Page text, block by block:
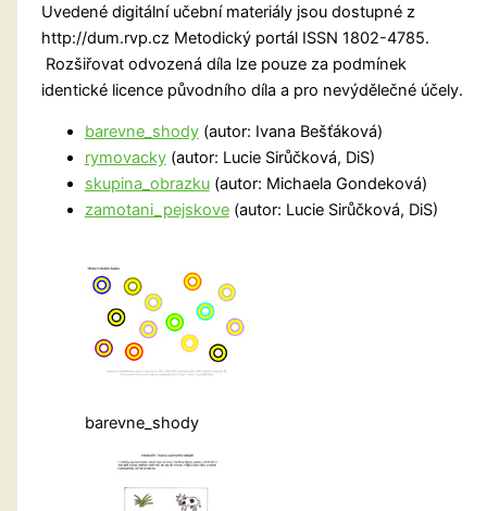
Uvedené digitální učební materiály jsou dostupné z
http://dum.rvp.cz Metodický portál ISSN 1802-4785.
Rozšiřovat odvozená díla lze pouze za podmínek
identické licence původního díla a pro nevýdělečné účely.
barevne_shody(autor: Ivana Bešťáková)
rymovacky(autor: Lucie Sirůčková, DiS)
skupina_obrazku(autor: Michaela Gondeková)
zamotani_pejskove(autor: Lucie Sirůčková, DiS)
barevne_shody